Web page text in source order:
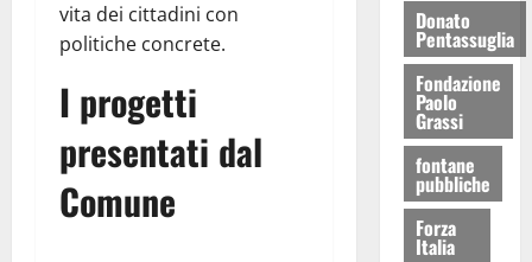
vita dei cittadini con
politiche concrete.
I progetti
presentati dal
Comune
Donato
Pentassuglia
Fondazione
Paolo
Grassi
fontane
pubbliche
Forza
Italia